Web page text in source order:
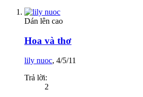
Dán lên cao
Hoa và thơ
lily nuoc, 4/5/11
Trả lời:
2